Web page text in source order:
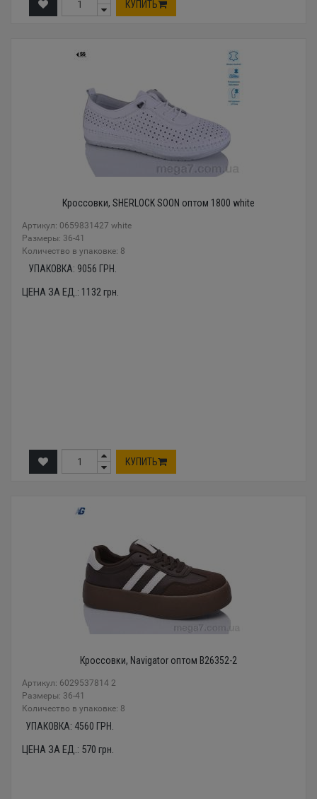
КУПИТЬ
Кроссовки, SHERLOCK SOON оптом 1800 white
Артикул: 0659831427 white
Размеры: 36-41
Количество в упаковке: 8
УПАКОВКА: 9056 ГРН.
ЦЕНА ЗА ЕД.: 1132грн.
КУПИТЬ
Кроссовки, Navigator оптом B26352-2
Артикул: 6029537814 2
Размеры: 36-41
Количество в упаковке: 8
УПАКОВКА: 4560 ГРН.
ЦЕНА ЗА ЕД.: 570 грн.